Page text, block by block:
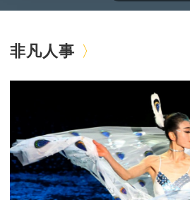
非凡人事